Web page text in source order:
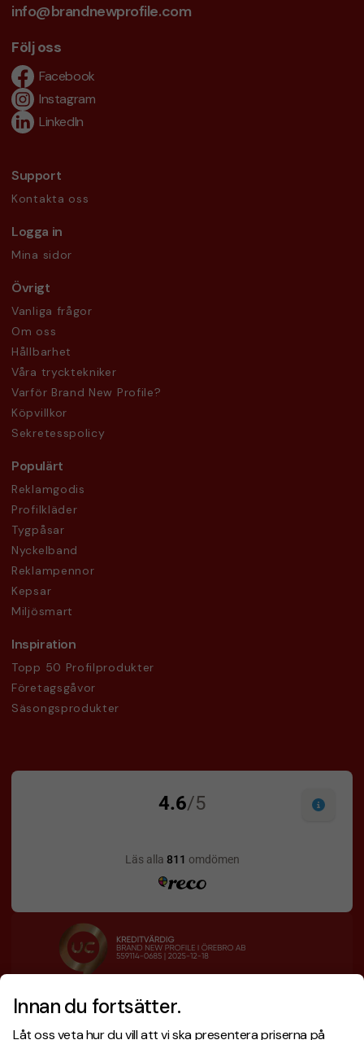
Innan du fortsätter.
Låt oss veta hur du vill att vi ska presentera priserna på
info@brandnewprofile.com
Följ oss
Facebook
Instagram
LinkedIn
Support
Kontakta oss
Logga in
Mina sidor
Övrigt
Vanliga frågor
Om oss
Hållbarhet
Våra trycktekniker
Varför Brand New Profile?
Köpvillkor
Sekretesspolicy
Populärt
Reklamgodis
Profilkläder
Tygpåsar
Nyckelband
Reklampennor
Kepsar
Miljösmart
Inspiration
Topp 50 Profilprodukter
Företagsgåvor
Säsongsprodukter
Designskiss inom 1 h